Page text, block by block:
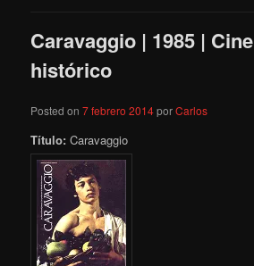
Caravaggio | 1985 | Cine
histórico
Posted on7 febrero 2014porCarlos
Título:Caravaggio